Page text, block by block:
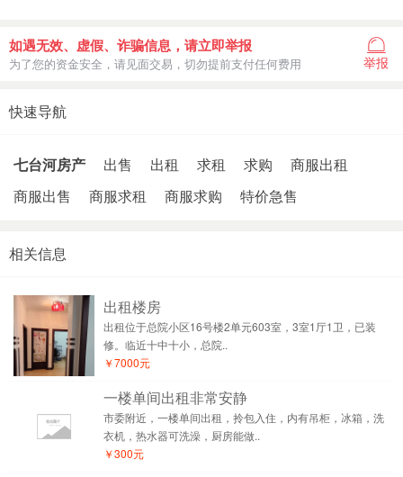
如遇无效、虚假、诈骗信息，请立即举报
为了您的资金安全，请见面交易，切勿提前支付任何费用 举报
快速导航
七台河房产 出售 出租 求租 求购
商服出租
商服出售
商服求租 商服求购 特价急售
相关信息
出租楼房
出租位于总院小区16号楼2单元603室，3室1厅1卫，已装
修。临近十中十小，总院..
￥7000元
一楼单间出租非常安静
市委附近，一楼单间出租，拎包入住，内有吊柜，冰箱，洗
衣机，热水器可洗澡，厨房能做..
￥300元